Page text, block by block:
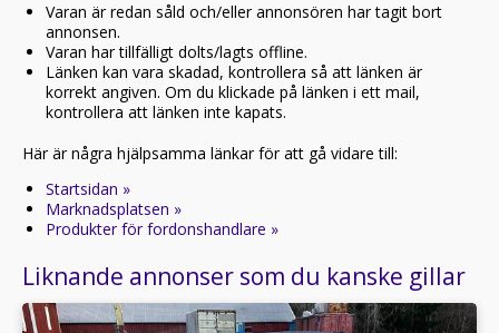
Varan är redan såld och/eller annonsören har tagit bort
annonsen.
Varan har tillfälligt dolts/lagts offline.
Länken kan vara skadad, kontrollera så att länken är
korrekt angiven. Om du klickade på länken i ett mail,
kontrollera att länken inte kapats.
Här är några hjälpsamma länkar för att gå vidare till:
Startsidan »
Marknadsplatsen »
Produkter för fordonshandlare »
Liknande annonser som du kanske gillar